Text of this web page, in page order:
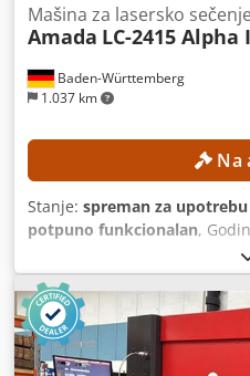
Baden-Württemberg
1.037 km
Mašina za lasersko
Amada LC-2415 Alpha
Na
Stanje: spreman za
potpuno funkcionalan,
, broj mašine/
W, debljina lima čelika
nerđajućeg čelika (maks.):10
aluminijskog lima:8 mm
,
2.520 mm
, Y osa hod:1.550
mm, Bez minimalne cene –